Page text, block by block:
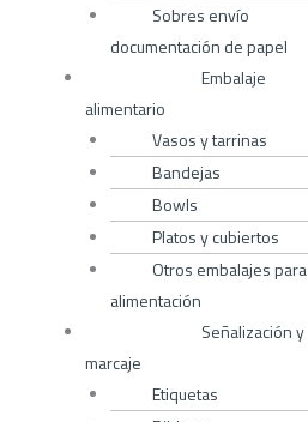
Sobres envío
documentación de papel
Embalaje
alimentario
Vasos y tarrinas
Bandejas
Bowls
Platos y cubiertos
Otros embalajes para
alimentación
Señalización y
marcaje
Etiquetas